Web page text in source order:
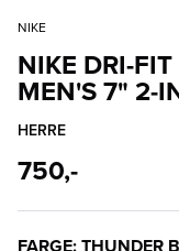
NIKE
NIKE DRI-
MEN'S 7" 2-
HERRE
750,-